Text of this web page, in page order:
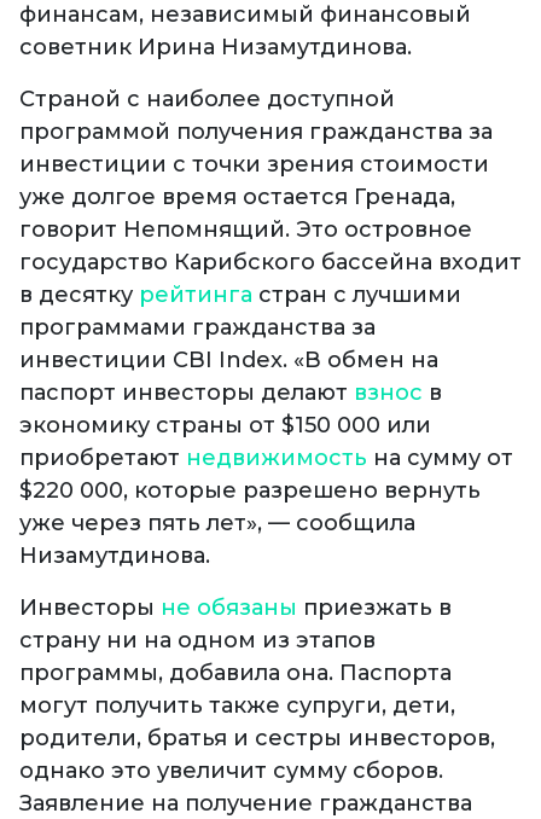
финансам, независимый финансовый
советник Ирина Низамутдинова.
Страной с наиболее доступной
программой получения гражданства за
инвестиции с точки зрения стоимости
уже долгое время остается Гренада,
говорит Непомнящий. Это островное
государство Карибского бассейна входит
в десятку рейтинга стран с лучшими
программами гражданства за
инвестиции CBI Index. «В обмен на
паспорт инвесторы делают взнос в
экономику страны от $150 000 или
приобретают недвижимость на сумму от
$220 000, которые разрешено вернуть
уже через пять лет», — сообщила
Низамутдинова.
Инвесторы не обязаны приезжать в
страну ни на одном из этапов
программы, добавила она. Паспорта
могут получить также супруги, дети,
родители, братья и сестры инвесторов,
однако это увеличит сумму сборов.
Заявление на получение гражданства